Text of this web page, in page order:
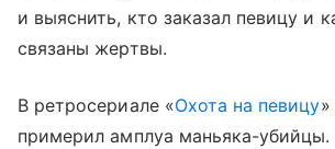
и выяснить, кто заказал певицу и
связаны жертвы.
В ретросериале «Охота на певицу
примерил амплуа маньяка-